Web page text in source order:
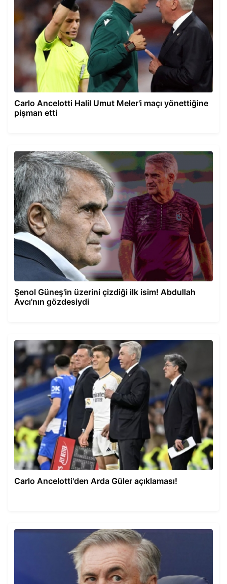
Carlo Ancelotti Halil Umut Meler'i maçı yönettiğine
pişman etti
Şenol Güneş'in üzerini çizdiği ilk isim! Abdullah
Avcı'nın gözdesiydi
Carlo Ancelotti'den Arda Güler açıklaması!